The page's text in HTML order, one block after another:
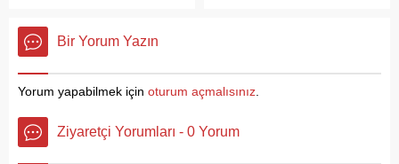
gerçekleştirdiği ‘Mahalle
Toplantılarını’ tamamladı.
kurmaya devam eden ve
mahalle toplantılarına
meclis üyeleri, belediye
birim amirleriyle katılım
Milletvekilleri Ahmet
Başkanı Mustafa Tutuk ve İl
Bir Yorum Yazın
Yorum yapabilmek için oturum açmalısınız
Ziyaretçi Yorumları - 0 Yorum